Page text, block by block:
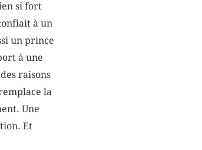
si fort
à un
un prince
à une
raisons
la
Une
Et